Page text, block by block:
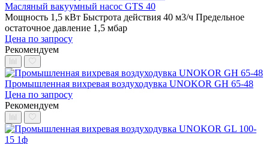
Масляный вакуумный насос GTS 40
Мощность 1,5 кВт Быстрота действия 40 м3/ч Предельное
остаточное давление 1,5 мбар
Цена по запросу
Рекомендуем
Промышленная вихревая воздуходувка UNOKOR GH 65-48
Цена по запросу
Рекомендуем